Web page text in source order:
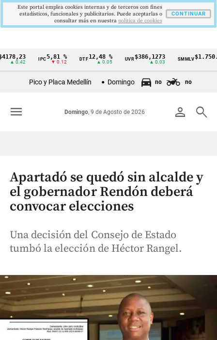
Cintillo
Colombia
IPC 5,81 %
▼ 0.12
DTF 12,48 %
▲ 0.05
UVR $386,1273
▲ 0.03
SMMLV$1.750.905
Pico y Placa Medellín Domingo no no
person search
Domingo, 9 de Agosto de 2026
menu
Apartadó se quedó sin alcalde y
el gobernador Rendón deberá
convocar elecciones
Una decisión del Consejo de Estado
tumbó la elección de Héctor Rangel.
Este portal emplea cookies internas y de terceros con fines
estadísticos, funcionales y publicitarios. Puede aceptarlas o
consultar más en nuestra politica de cookies
CONTINUAR